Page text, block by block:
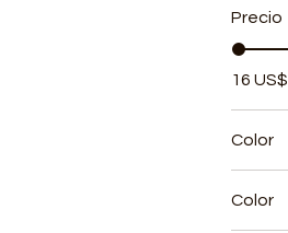
Precio
16 US$
Color
Color